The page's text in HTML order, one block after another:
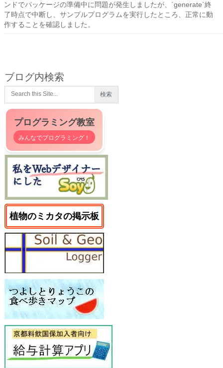
ンドでパッケージの準備中に問題が発生しましたが、`generate`終
了時点で中断し、サンプルプログラムを実行したところ、正常に動
作することを確認しました。
ブログ内検索
プログラミング教室
みんなでプログラミング！
植物のミカタの掲示板